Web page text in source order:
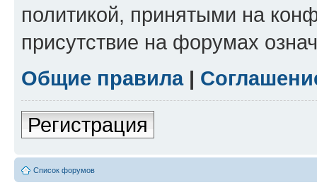
политикой, принятыми на
присутствие на форумах
Общие правила|
Регистрация
Список форумов